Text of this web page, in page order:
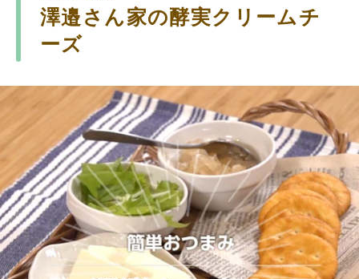
澤邉さん家の酵実クリームチ
ーズ